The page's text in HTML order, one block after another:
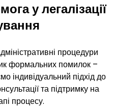
у легалізації
процедури
формальних помилок –
індивідуальний підхід до
та підтримку на
процесу.